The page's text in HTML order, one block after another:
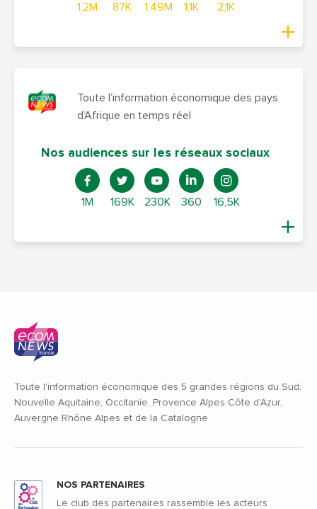
1,2M 87K 1,49M 1,1K 2,1K
Toute l’information économique des pays
d’Afrique en temps réel
Nos audiences sur les réseaux sociaux
1M 169K 230K 360 16,5K
Toute l'information économique des 5 grandes régions du Sud:
Nouvelle Aquitaine, Occitanie, Provence Alpes Côte d'Azur,
Auvergne Rhône Alpes et de la Catalogne
NOS PARTENAIRES
Le club des partenaires rassemble les acteurs